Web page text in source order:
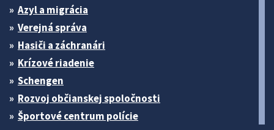
Azyl a migrácia
Verejná správa
Hasiči a záchranári
Krízové riadenie
Schengen
Rozvoj občianskej spoločnosti
Športové centrum polície